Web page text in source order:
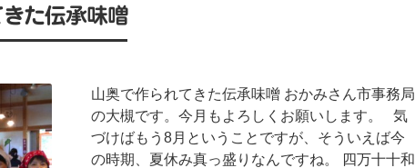
た伝承味噌
山奥で作られてきた伝承味噌 おかみさん市事務局
の大槻です。今月もよろしくお願いします。 気
づけばもう8月ということですが、そういえば今
の時期、夏休み真っ盛りなんですね。 四万十十和